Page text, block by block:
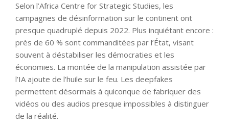
Selon l’Africa Centre for Strategic Studies, les
campagnes de désinformation sur le continent ont
presque quadruplé depuis 2022. Plus inquiétant encore :
près de 60 % sont commanditées par l’État, visant
souvent à déstabiliser les démocraties et les
économies. La montée de la manipulation assistée par
l’IA ajoute de l’huile sur le feu. Les deepfakes
permettent désormais à quiconque de fabriquer des
vidéos ou des audios presque impossibles à distinguer
de la réalité.